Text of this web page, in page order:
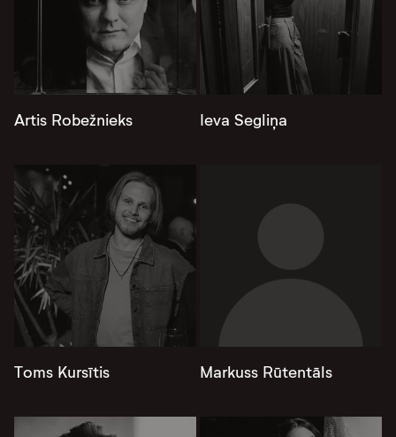
Artis Robežnieks Ieva Segliņa
Toms Kursītis Markuss Rūtentāls